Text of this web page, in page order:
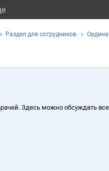
Раздел для сотрудников.
Здесь можно обсуждать